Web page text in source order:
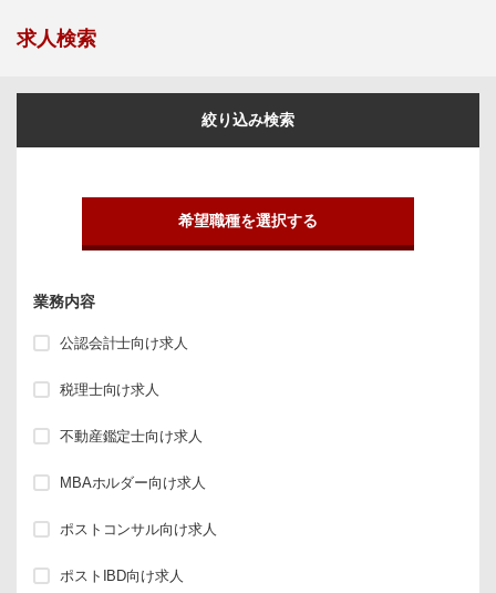
求人検索
絞り込み検索
希望職種を選択する
業務内容
公認会計士向け求人
税理士向け求人
不動産鑑定士向け求人
MBAホルダー向け求人
ポストコンサル向け求人
ポストIBD向け求人